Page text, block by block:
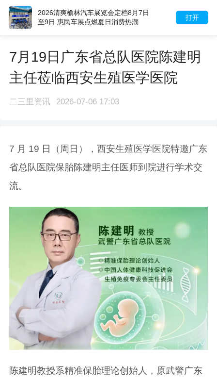
打开
2026清爽榆林汽车展览会定档8月7日
至9日 惠民车展点燃夏日消费热潮
7月19日广东省总队医院陈建明
主任莅临西安生殖医学医院
二三里资讯 2026-07-06 17:03
7 月 19 日（周日），西安生殖医学医院特邀广东
省总队医院保胎陈建明主任医师到院进行学术交
流。
陈建明教授系精准保胎理论创始人，原武警广东